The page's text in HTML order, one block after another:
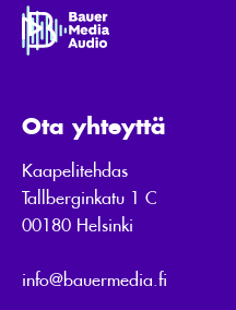
Ota yhteyttä
Kaapelitehdas
Tallberginkatu 1 C
00180 Helsinki
info@bauermedia.fi